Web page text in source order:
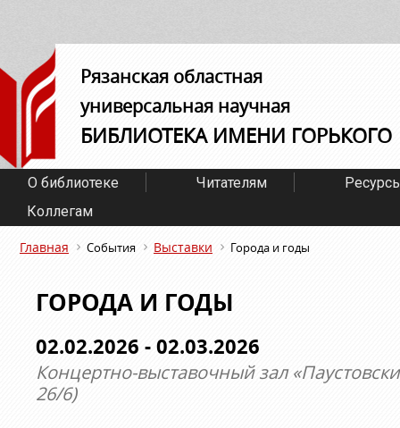
Рязанская областная
универсальная научная
БИБЛИОТЕКА ИМЕНИ ГОРЬКОГО
О библиотеке Читателям
Коллегам
Главная События Выставки Города и годы
ГОРОДА И ГОДЫ
02.02.2026 - 02.03.2026
Концертно-выставочный зал
26/6)